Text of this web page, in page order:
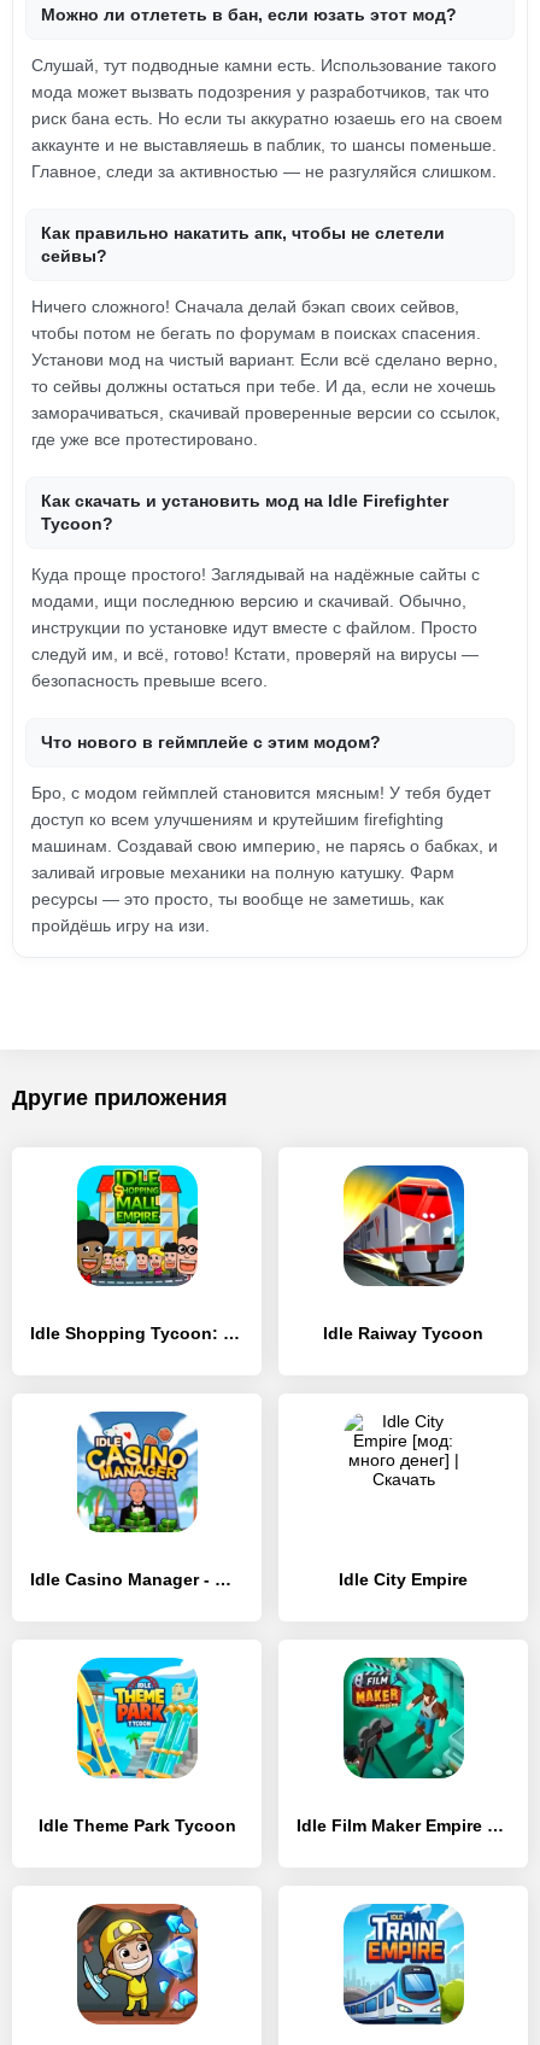
Можно ли отлететь в бан, если юзать этот мод?
Слушай, тут подводные камни есть. Использование такого
мода может вызвать подозрения у разработчиков, так что
риск бана есть. Но если ты аккуратно юзаешь его на своем
аккаунте и не выставляешь в паблик, то шансы поменьше.
Главное, следи за активностью — не разгуляйся слишком.
Как правильно накатить апк, чтобы не слетели
сейвы?
Ничего сложного! Сначала делай бэкап своих сейвов,
чтобы потом не бегать по форумам в поисках спасения.
Установи мод на чистый вариант. Если всё сделано верно,
то сейвы должны остаться при тебе. И да, если не хочешь
заморачиваться, скачивай проверенные версии со ссылок,
где уже все протестировано.
Как скачать и установить мод на Idle Firefighter
Tycoon?
Куда проще простого! Заглядывай на надёжные сайты с
модами, ищи последнюю версию и скачивай. Обычно,
инструкции по установке идут вместе с файлом. Просто
следуй им, и всё, готово! Кстати, проверяй на вирусы —
безопасность превыше всего.
Что нового в геймплейе с этим модом?
Бро, с модом геймплей становится мясным! У тебя будет
доступ ко всем улучшениям и крутейшим firefighting
машинам. Создавай свою империю, не парясь о бабках, и
заливай игровые механики на полную катушку. Фарм
ресурсы — это просто, ты вообще не заметишь, как
пройдёшь игру на изи.
Другие приложения
Idle Shopping Tycoon: Супермаркет Магазин Магнат Idle Raiway Tycoon
Idle Casino Manager - Магнат Idle City Empire
Idle Theme Park Tycoon Idle Film Maker Empire Tycoon